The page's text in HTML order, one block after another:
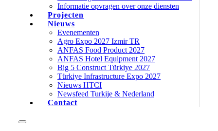
Informatie opvragen over onze diensten
Projecten
Nieuws
Evenementen
Agro Expo 2027 Izmir TR
ANFAS Food Product 2027
ANFAS Hotel Equipment 2027
Big 5 Construct Türkiye 2027
Türkiye Infrastructure Expo 2027
Nieuws HTCI
Newsfeed Turkije & Nederland
Contact